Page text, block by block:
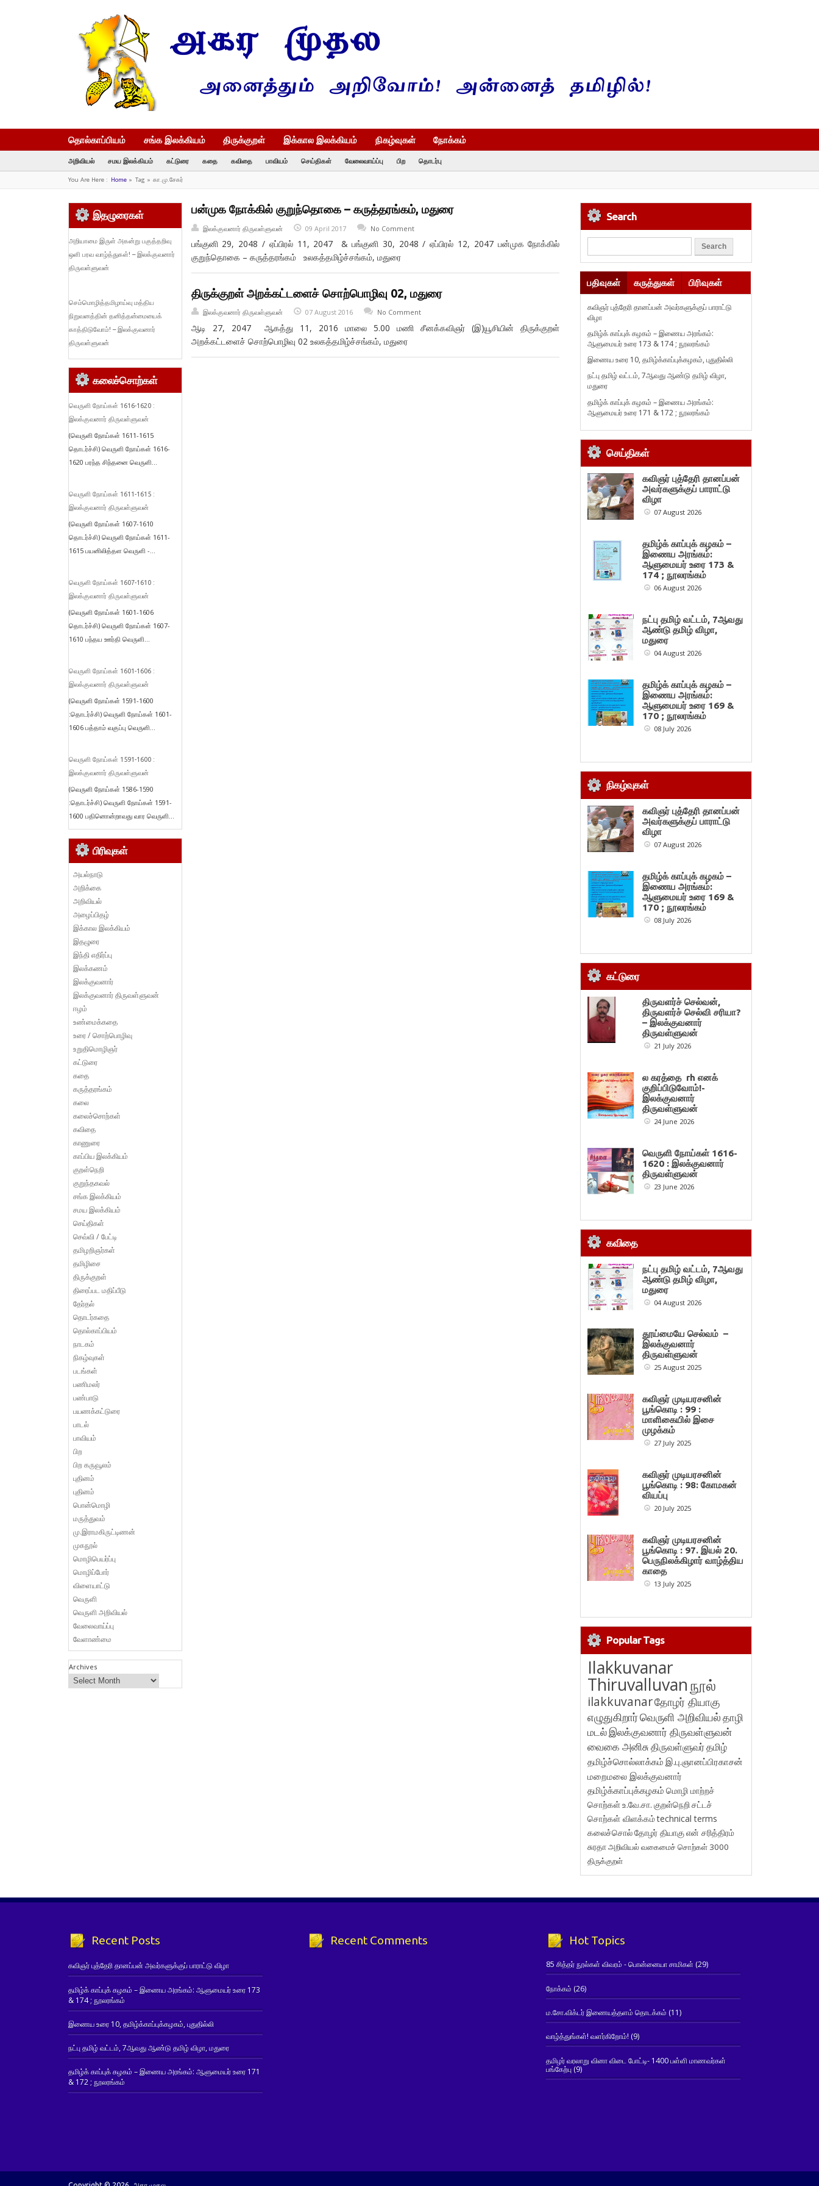
தொல்காப்பியம் சங்க இலக்கியம் திருக்குறள் இக்கால இலக்கியம் நிகழ்வுகள் நோக்கம்
அறிவியல் சமய இலக்கியம் கட்டுரை கதை கவிதை பாவியம் செய்திகள் வேலைவாய்ப்பு பிற தொடர்பு
You Are Here : Home» Tag » கா.மு.சேகர்
பன்முக நோக்கில் குறுந்தொகை – கருத்தரங்கம், மதுரை
இலக்குவனார் திருவள்ளுவன் 09 April 2017 No Comment
பங்குனி 29, 2048 / ஏப்பிரல் 11, 2047 & பங்குனி 30, 2048 / ஏப்பிரல் 12, 2047 பன்முக நோக்கில்
குறுந்தொகை – கருத்தரங்கம் உலகத்தமிழ்ச்சங்கம், மதுரை
திருக்குறள் அறக்கட்டளைச் சொற்பொழிவு 02, மதுரை
இலக்குவனார் திருவள்ளுவன் 07 August 2016 No Comment
ஆடி 27, 2047 ஆகத்து 11, 2016 மாலை 5.00 மணி சீனக்கவிஞர் (இ)யூசியின் திருக்குறள்
அறக்கட்டளைச் சொற்பொழிவு 02 உலகத்தமிழ்ச்சங்கம், மதுரை
இதழுரைகள்
அறியாமை இருள் அகன்று பகுத்தறிவு
ஒளி பரவ வாழ்த்துகள்! – இலக்குவனார்
திருவள்ளுவன்
செம்மொழித்தமிழாய்வு மத்திய
நிறுவனத்தின் தனித்தன்மையைக்
காத்திடுவோம்! – இலக்குவனார்
திருவள்ளுவன்
கலைச்சொற்கள்
வெருளி நோய்கள் 1616-1620 :
இலக்குவனார் திருவள்ளுவன்
(வெருளி நோய்கள் 1611-1615
தொடர்ச்சி) வெருளி நோய்கள் 1616-
1620 பரந்த சிந்தனை வெருளி...
வெருளி நோய்கள் 1611-1615 :
இலக்குவனார் திருவள்ளுவன்
(வெருளி நோய்கள் 1607-1610
தொடர்ச்சி) வெருளி நோய்கள் 1611-
1615 பயனிலித்தள வெருளி -...
வெருளி நோய்கள் 1607-1610 :
இலக்குவனார் திருவள்ளுவன்
(வெருளி நோய்கள் 1601-1606
தொடர்ச்சி) வெருளி நோய்கள் 1607-
1610 பந்தய ஊர்தி வெருளி...
வெருளி நோய்கள் 1601-1606 :
இலக்குவனார் திருவள்ளுவன்
(வெருளி நோய்கள் 1591-1600
:தொடர்ச்சி) வெருளி நோய்கள் 1601-
1606 பத்தாம் வகுப்பு வெருளி...
வெருளி நோய்கள் 1591-1600 :
இலக்குவனார் திருவள்ளுவன்
(வெருளி நோய்கள் 1586-1590
:தொடர்ச்சி) வெருளி நோய்கள் 1591-
1600 பதினொன்றாவது வார வெருளி...
பிரிவுகள்
அயல்நாடு
அறிக்கை
அறிவியல்
அழைப்பிதழ்
இக்கால இலக்கியம்
இதழுரை
இந்தி எதிர்ப்பு
இலக்கணம்
இலக்குவனார்
இலக்குவனார் திருவள்ளுவன்
ஈழம்
உண்மைக்கதை
உரை / சொற்பொழிவு
உறுதிமொழிஞர்
கட்டுரை
கதை
கருத்தரங்கம்
கலை
கலைச்சொற்கள்
கவிதை
காணுரை
காப்பிய இலக்கியம்
குறள்நெறி
குறுந்தகவல்
சங்க இலக்கியம்
சமய இலக்கியம்
செய்திகள்
செவ்வி / பேட்டி
தமிழறிஞர்கள்
தமிழிசை
திருக்குறள்
திரைப்பட மதிப்பீடு
தேர்தல்
தொடர்கதை
தொல்காப்பியம்
நாடகம்
நிகழ்வுகள்
படங்கள்
பணிமலர்
பண்பாடு
பயணக்கட்டுரை
பாடல்
பாவியம்
பிற
பிற கருவூலம்
புதினம்
புதினம்
பொன்மொழி
மருத்துவம்
மு.இராமகிருட்டிணன்
முகநூல்
மொழிபெயர்ப்பு
மொழிப்போர்
விளையாட்டு
வெருளி
வெருளி அறிவியல்
வேலைவாய்ப்பு
வேளாண்மை
Archives
Search
பதிவுகள் கருத்துகள் பிரிவுகள்
கவிஞர் புத்தேரி தானப்பன் அவர்களுக்குப் பாராட்டு
விழா
தமிழ்க் காப்புக் கழகம் – இணைய அரங்கம்:
ஆளுமையர் உரை 173 & 174 ; நூலரங்கம்
இணைய உரை 10, தமிழ்க்காப்புக்கழகம், புதுதில்லி
நட்பு தமிழ் வட்டம், 7ஆவது ஆண்டு தமிழ் விழா,
மதுரை
தமிழ்க் காப்புக் கழகம் – இணைய அரங்கம்:
ஆளுமையர் உரை 171 & 172 ; நூலரங்கம்
செய்திகள்
கவிஞர் புத்தேரி தானப்பன்
அவர்களுக்குப் பாராட்டு
விழா
07 August 2026
தமிழ்க் காப்புக் கழகம் –
இணைய அரங்கம்:
ஆளுமையர் உரை 173 &
174 ; நூலரங்கம்
06 August 2026
நட்பு தமிழ் வட்டம், 7ஆவது
ஆண்டு தமிழ் விழா,
மதுரை
04 August 2026
தமிழ்க் காப்புக் கழகம் –
இணைய அரங்கம்:
ஆளுமையர் உரை 169 &
170 ; நூலரங்கம்
08 July 2026
நிகழ்வுகள்
கவிஞர் புத்தேரி தானப்பன்
அவர்களுக்குப் பாராட்டு
விழா
07 August 2026
தமிழ்க் காப்புக் கழகம் –
இணைய அரங்கம்:
ஆளுமையர் உரை 169 &
170 ; நூலரங்கம்
08 July 2026
கட்டுரை
திருவளர்ச் செல்வன்,
திருவளர்ச் செல்வி சரியா?
– இலக்குவனார்
திருவள்ளுவன்
21 July 2026
ல கரத்தை rh எனக்
குறிப்பிடுவோம்!-
இலக்குவனார்
திருவள்ளுவன்
24 June 2026
வெருளி நோய்கள் 1616-
1620 : இலக்குவனார்
திருவள்ளுவன்
23 June 2026
கவிதை
நட்பு தமிழ் வட்டம், 7ஆவது
ஆண்டு தமிழ் விழா,
மதுரை
04 August 2026
தூய்மையே செல்வம் –
இலக்குவனார்
திருவள்ளுவன்
25 August 2025
கவிஞர் முடியரசனின்
பூங்கொடி : 99 :
மாளிகையில் இசை
முழக்கம்
27 July 2025
கவிஞர் முடியரசனின்
பூங்கொடி : 98: கோமகன்
வியப்பு
20 July 2025
கவிஞர் முடியரசனின்
பூங்கொடி : 97. இயல் 20.
பெருநிலக்கிழார் வாழ்த்திய
காதை
13 July 2025
Popular Tags
Ilakkuvanar
Thiruvalluvanநூல்
ilakkuvanarதோழர் தியாகு
எழுதுகிறார்வெருளி அறிவியல்தாழி
மடல்இலக்குவனார் திருவள்ளுவன்
வைகை அனிசுதிருவள்ளுவர்தமிழ்
தமிழ்ச்சொல்லாக்கம் இ.பு.ஞானப்பிரகாசன்
மறைமலை இலக்குவனார்
தமிழ்க்காப்புக்கழகம் மொழி மாற்றச்
சொற்கள்உ.வே.சா. குறள்நெறி சட்டச்
சொற்கள் விளக்கம்technical terms
கலைச்சொல்தோழர் தியாகுஎன் சரித்திரம்
சுரதாஅறிவியல் வகைமைச் சொற்கள் 3000
திருக்குறள்
Recent Posts
கவிஞர் புத்தேரி தானப்பன் அவர்களுக்குப் பாராட்டு விழா
தமிழ்க் காப்புக் கழகம் – இணைய அரங்கம்: ஆளுமையர் உரை 173
& 174 ; நூலரங்கம்
இணைய உரை 10, தமிழ்க்காப்புக்கழகம், புதுதில்லி
நட்பு தமிழ் வட்டம், 7ஆவது ஆண்டு தமிழ் விழா, மதுரை
தமிழ்க் காப்புக் கழகம் – இணைய அரங்கம்: ஆளுமையர் உரை 171
& 172 ; நூலரங்கம்
Recent Comments Hot Topics
85 சித்தர் நூல்கள் விவரம் - பொன்னையா சாமிகள் (29)
நோக்கம் (26)
ம.சோ.விக்டர் இணையத்தளம் தொடக்கம் (11)
வாழ்த்துங்கள்! வளர்கிறோம்! (9)
தமிழர் வரலாறு வினா விடை போட்டி- 1400 பள்ளி மாணவர்கள்
பங்கேற்பு(9)